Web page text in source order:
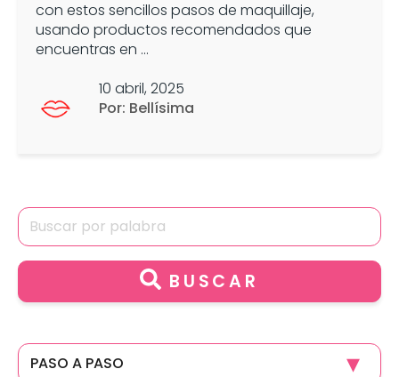
con estos sencillos pasos de maquillaje,
usando productos recomendados que
encuentras en ...
10 abril, 2025
Por: Bellísima
BUSCAR